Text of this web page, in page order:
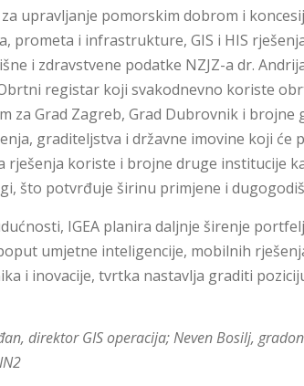
za upravljanje pomorskim dobrom i
prometa i infrastrukture, GIS i HIS
i zdravstvene podatke NZJZ-a dr.
registar koji svakodnevno koriste
za Grad Zagreb, Grad Dubrovnik i brojne
graditeljstva i državne imovine koji će
koriste i brojne druge institucije
što potvrđuje širinu primjene i
IGEA planira daljnje širenje
umjetne inteligencije, mobilnih
i inovacije, tvrtka nastavlja graditi
direktor GIS operacija; Neven Bosilj,